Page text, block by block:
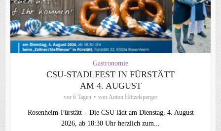
Gastronomie
CSU‑STADLFEST IN FÜRSTÄTT
AM 4. AUGUST
vor 6 Tagen von Anton Hötzelsperger
Rosenheim‑Fürstätt – Die CSU lädt am Dienstag, 4. August
2026, ab 18:30 Uhr herzlich zum...